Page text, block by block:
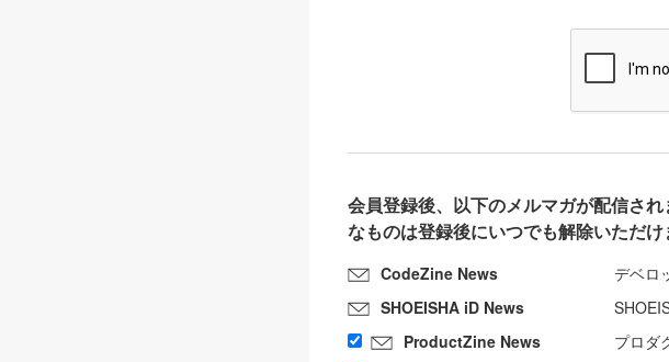
会員登録後、以下のメルマガが配信さ
なものは登録後にいつでも解除いただけ
CodeZine News
デベロ
SHOEISHA iD News
ProductZine News
プロダ